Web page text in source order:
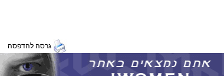
גרסה להדפסה